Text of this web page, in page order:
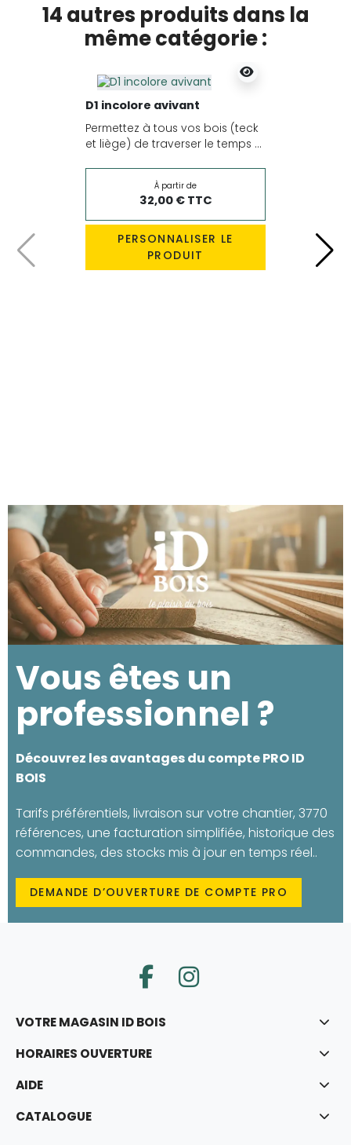
14 autres produits dans la
même catégorie :
D1 incolore avivant
Permettez à tous vos bois (teck
et liège) de traverser le temps ...
À partir de
32,00 € TTC
PERSONNALISER LE
PRODUIT
Précédent
Vous êtes un
professionnel ?
Découvrez les avantages du compte PRO ID
BOIS
Tarifs préférentiels, livraison sur votre chantier, 3770
références, une facturation simplifiée, historique des
commandes, des stocks mis à jour en temps réel..
DEMANDE D’OUVERTURE DE COMPTE PRO
VOTRE MAGASIN ID BOIS
HORAIRES OUVERTURE
AIDE
CATALOGUE